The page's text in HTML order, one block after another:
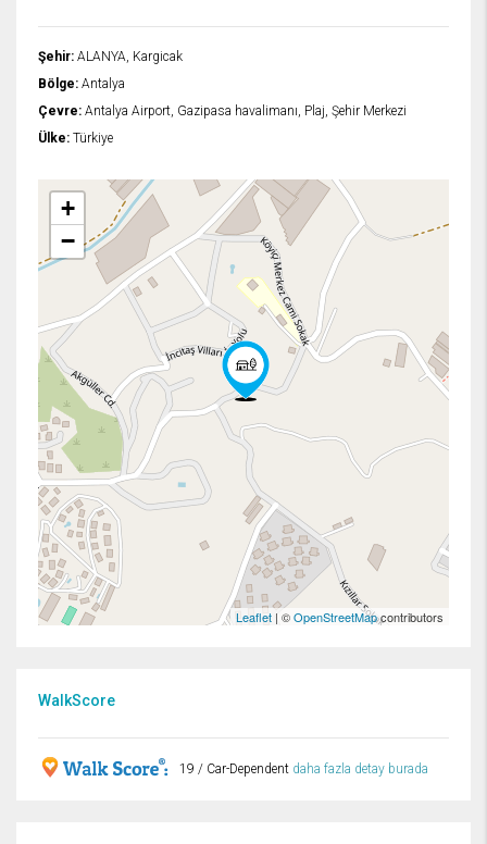
Şehir: ALANYA, Kargicak
Bölge: Antalya
Çevre: Antalya Airport, Gazipasa havalimanı, Plaj, Şehir Merkezi
Ülke: Türkiye
+
−
Leaflet | ©OpenStreetMapcontributors
WalkScore
19 / Car-Dependent daha fazla detay burada